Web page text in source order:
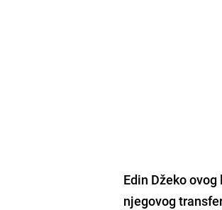
Edin Džekoovog
njegovog